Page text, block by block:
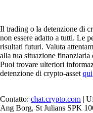
Il trading o la detenzione di
non essere adatto a tutti. Le
risultati futuri. Valuta
alla tua situazione
Puoi trovare ulteriori
detenzione di crypto-asset qui
Contatto: chat.crypto.com |
Ang Borg, St Julians SPK